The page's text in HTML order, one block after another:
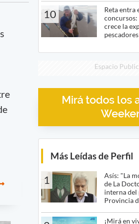
10
Reta entra
concursos:
crece la
pescadores
Espacio
Mirá todos los
Más Leídas de Perfil
1
Asís: "La
de La
interna del
Provincia
¡Mirá en